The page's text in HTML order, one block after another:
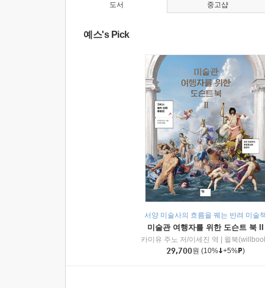
도서
예스's Pick
서양 미술사의 흐름을 꿰는 반려 미술
미술관 여행자를 위한 도슨트 북 II
카미유 주노 저/이세진 역
윌북
29,700원 (10% +5% )
중고샵